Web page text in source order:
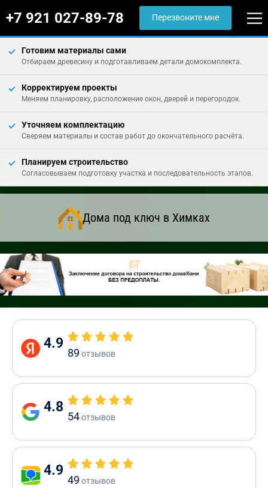
+7 921 027-89-78 Перезвоните мне
Готовим материалы сами
Отбираем древесину и подготавливаем детали домокомплекта.
Корректируем проекты
Меняем планировку, расположение окон, дверей и перегородок.
Уточняем комплектацию
Сверяем материалы и состав работ до окончательного расчёта.
Планируем строительство
Согласовываем подготовку участка и последовательность этапов.
Дома под ключ в Химках
4.9
89 отзывов
4.8
54отзывов
4.9
49 отзывов